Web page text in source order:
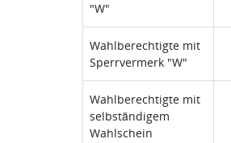
"W"
Wahlberechtigte mit
Sperrvermerk "W"
Wahlberechtigte mit
selbständigem
Wahlschein